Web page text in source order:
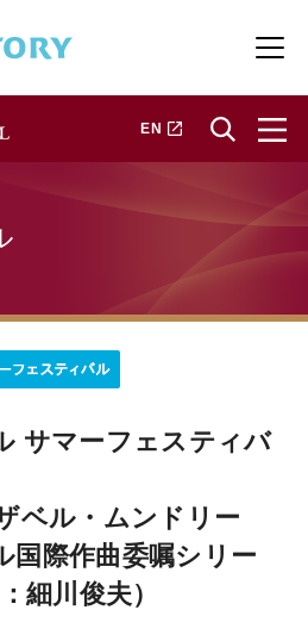
メ
EN 新しいタブで開きます
サマーフェスティバ
ベル・ムンドリー
国際作曲委嘱シリー
細川俊夫）